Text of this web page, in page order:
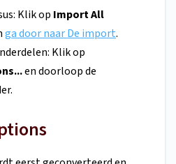
Klik op Import All
ga door naar De import.
Klik op
en doorloop de